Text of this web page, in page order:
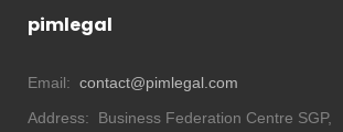
pimlegal
Email: contact@pimlegal.com
Address:
Business Federation Centre SGP,